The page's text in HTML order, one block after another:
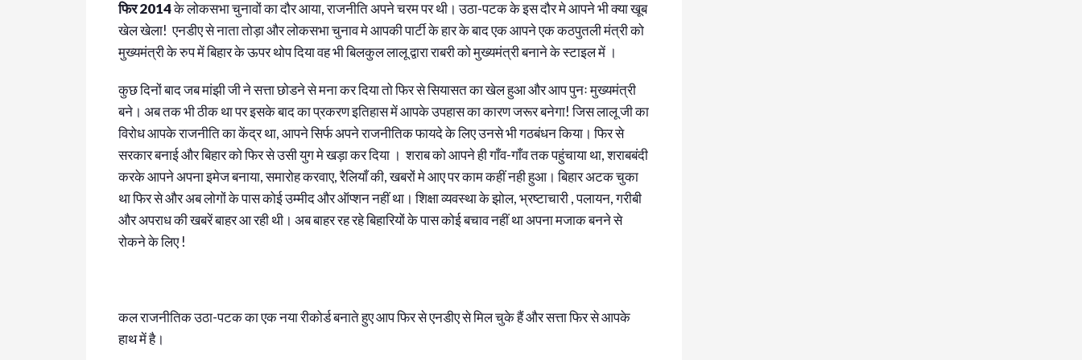
फिर 2014के लोकसभा चुनावों का दौर आया, राजनीति अपने चरम पर थी। उठा-पटक के इस दौर मे आपने भी क्या खूब
खेल खेला! एनडीए से नाता तोड़ा और लोकसभा चुनाव मे आपकी पार्टी के हार के बाद एक आपने एक कठपुतली मंत्री को
मुख्यमंत्री के रुप में बिहार के ऊपर थोप दिया वह भी बिलकुल लालू द्वारा राबरी को मुख्यमंत्री बनाने के स्टाइल में ।
कुछ दिनों बाद जब मांझी जी ने सत्ता छोडने से मना कर दिया तो फिर से सियासत का खेल हुआ और आप पुनः मुख्यमंत्री
बने। अब तक भी ठीक था पर इसके बाद का प्रकरण इतिहास में आपके उपहास का कारण जरूर बनेगा! जिस लालू जी का
विरोध आपके राजनीति का केंद्र था, आपने सिर्फ अपने राजनीतिक फायदे के लिए उनसे भी गठबंधन किया। फिर से
सरकार बनाई और बिहार को फिर से उसी युग मे खड़ा कर दिया । शराब को आपने ही गाँव-गाँव तक पहुंचाया था, शराबबंदी
करके आपने अपना इमेज बनाया, समारोह करवाए, रैलियाँ की, खबरों मे आए पर काम कहीं नही हुआ। बिहार अटक चुका
था फिर से और अब लोगों के पास कोई उम्मीद और ऑप्शन नहीं था। शिक्षा व्यवस्था के झोल, भ्रष्टाचारी , पलायन, गरीबी
और अपराध की खबरें बाहर आ रही थी। अब बाहर रह रहे बिहारियों के पास कोई बचाव नहीं था अपना मजाक बनने से
रोकने के लिए !
कल राजनीतिक उठा-पटक का एक नया रीकोर्ड बनाते हुए आप फिर से एनडीए से मिल चुके हैं और सत्ता फिर से आपके
हाथ में है।